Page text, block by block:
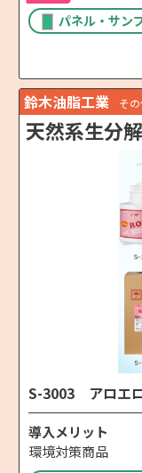
パネル・サン
鈴木油脂工業 そ
天然系生分
S-3003 アロエ
導入メリット
環境対策商品